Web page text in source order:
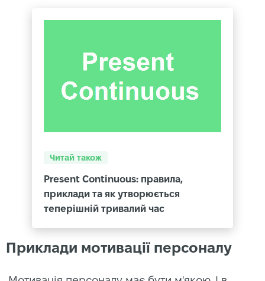
Читай також
Present Continuous: правила,
приклади та як утворюється
теперішній тривалий час
Приклади мотивації персоналу